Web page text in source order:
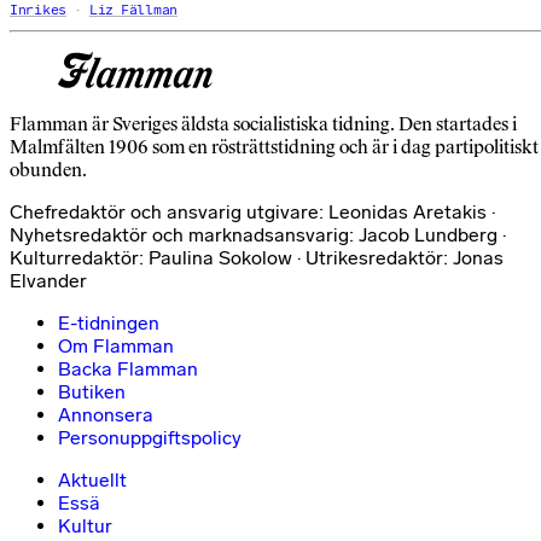
Inrikes Liz Fällman
Flamman är Sveriges äldsta socialistiska tidning. Den startades i
Malmfälten 1906 som en rösträttstidning och är i dag partipolitiskt
obunden.
Chefredaktör och ansvarig utgivare: Leonidas Aretakis ·
Nyhetsredaktör och marknadsansvarig: Jacob Lundberg ·
Kulturredaktör: Paulina Sokolow · Utrikesredaktör: Jonas
Elvander
E-tidningen
Om Flamman
Backa Flamman
Butiken
Annonsera
Personuppgiftspolicy
Aktuellt
Essä
Kultur